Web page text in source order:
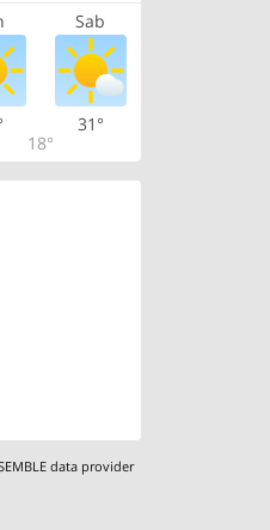
Sab
18°
31°
data provider